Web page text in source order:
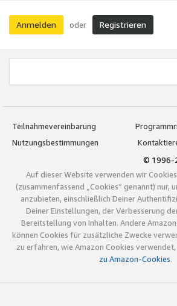
Anmelden oder Registrieren
Teilnahmevereinbarung
Nutzungsbestimmungen
© 1996-
Auf dieser Website verwenden wir
(zusammenfassend „Cookies“ genannt) nur,
anzubieten, einschließlich Deiner
Deiner Einstellungen, der Verbesserung
Bereitstellung von Inhalten. Andere
können Cookies für zusätzliche Zwecke
zu erfahren, wie Amazon Cookies
zu Amazon-Cookies.